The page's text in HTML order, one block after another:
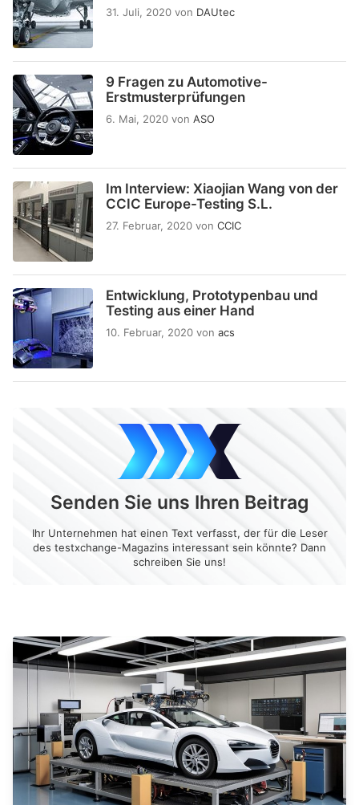
31. Juli, 2020 von DAUtec
9 Fragen zu Automotive-
Erstmusterprüfungen
6. Mai, 2020 von ASO
Im Interview: Xiaojian Wang von der
CCIC Europe-Testing S.L.
27. Februar, 2020 von CCIC
Entwicklung, Prototypenbau und
Testing aus einer Hand
10. Februar, 2020 von acs
Senden Sie uns Ihren Beitrag
Ihr Unternehmen hat einen Text verfasst, der für die Leser
des testxchange-Magazins interessant sein könnte? Dann
schreiben Sie uns!